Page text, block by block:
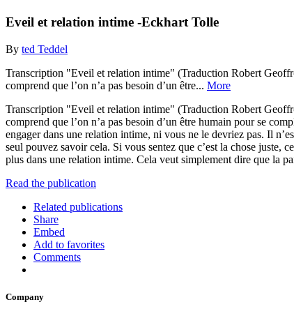
Eveil et relation intime -Eckhart Tolle
By ted Teddel
Transcription "Eveil et relation intime" (Traduction Robert
comprend que l’on n’a pas besoin d’un être... More
Transcription "Eveil et relation intime" (Traduction Robert
comprend que l’on n’a pas besoin d’un être humain pour se
engager dans une relation intime, ni vous ne le devriez pas. Il
seul pouvez savoir cela. Si vous sentez que c’est la chose juste,
plus dans une relation intime. Cela veut simplement dire que la
Read the publication
Related publications
Share
Embed
Add to favorites
Comments
Company